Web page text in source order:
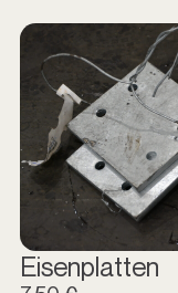
Eisenplatten